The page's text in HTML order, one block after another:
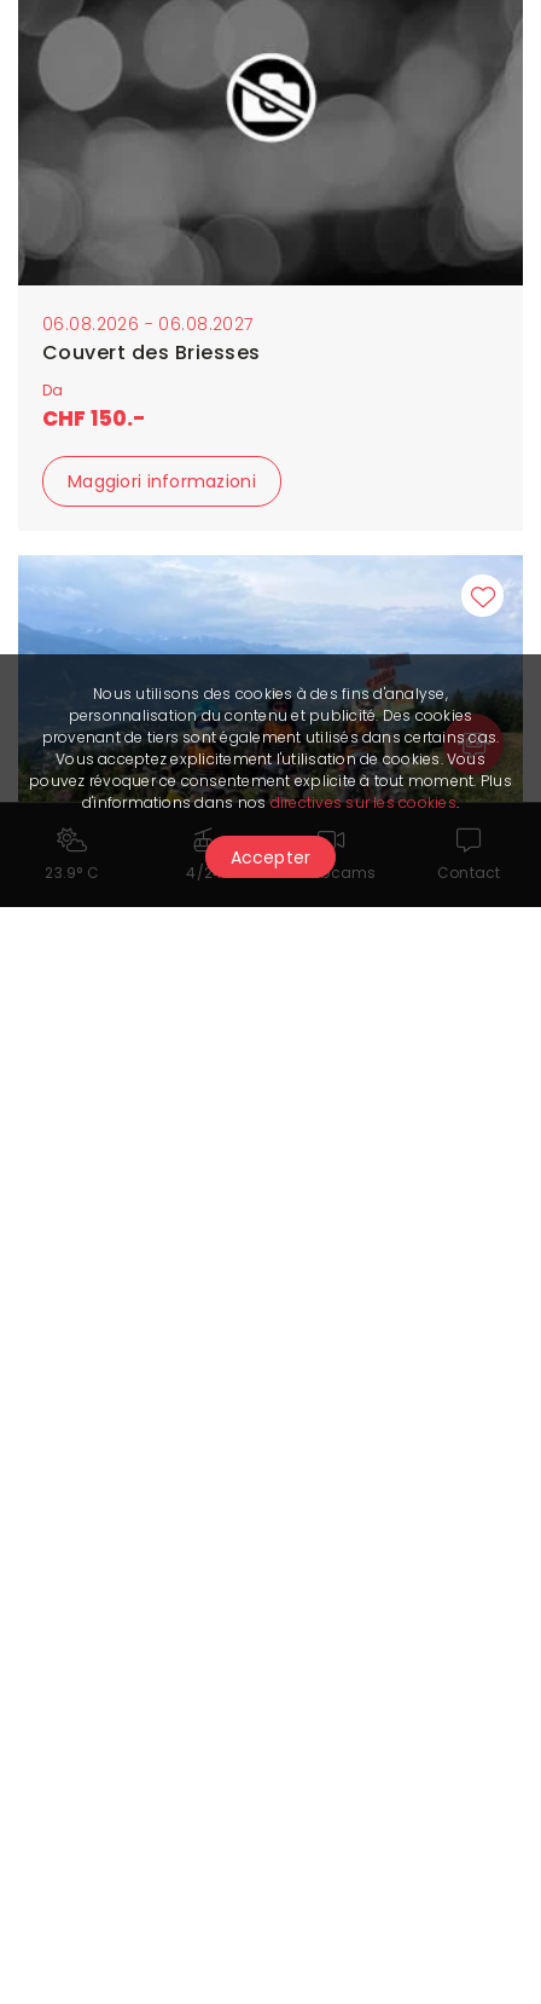
06.08.2026 - 06.08.2027
Couvert des Briesses
Da
CHF 150.-
Maggiori informazioni
23.9° C 4/24 Webcams Contact
Nous utilisons des cookies à des fins d'analyse,
personnalisation du contenu et publicité. Des cookies
provenant de tiers sont également utilisés dans certains cas.
Vous acceptez explicitement l'utilisation de cookies. Vous
pouvez révoquer ce consentement explicite à tout moment. Plus
d'informations dans nosdirectives sur les cookies.
Accepter